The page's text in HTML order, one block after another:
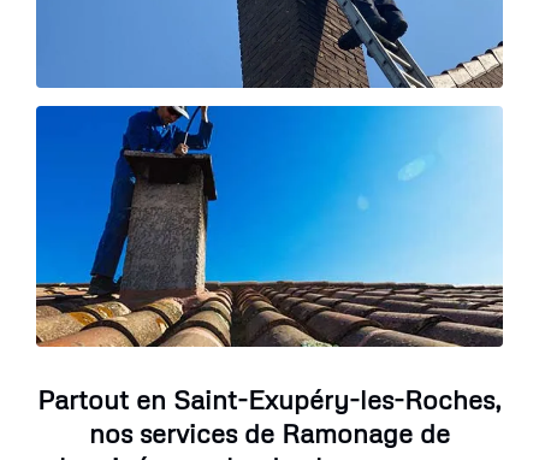
Partout en Saint-Exupéry-les-Roches,
nos services de Ramonage de